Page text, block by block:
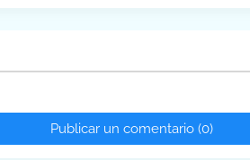
Publicar un comentario (0)